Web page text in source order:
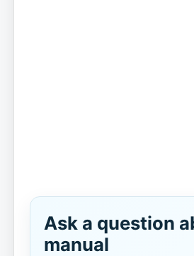
Ask a question
manual